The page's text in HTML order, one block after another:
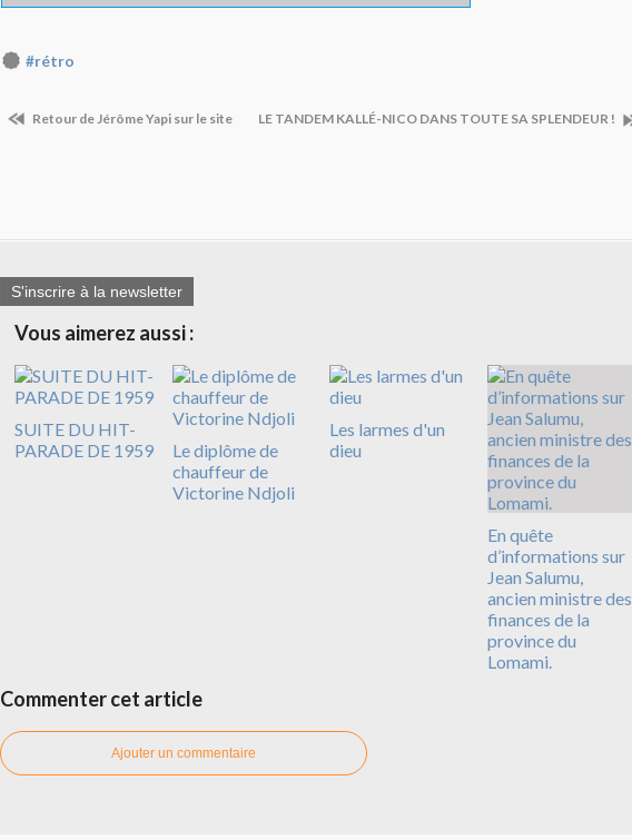
#rétro
Retour de Jérôme Yapi sur le site LE TANDEM KALLÉ-NICO DANS TOUTE SA SPLENDEUR !
S'inscrire à la newsletter
Vous aimerez aussi :
SUITE DU HIT-
PARADE DE 1959
Le diplôme de
chauffeur de
Victorine Ndjoli
Les larmes d'un
dieu
En quête
d’informations sur
Jean Salumu,
ancien ministre des
finances de la
province du
Lomami.
Commenter cet article
Ajouter un commentaire